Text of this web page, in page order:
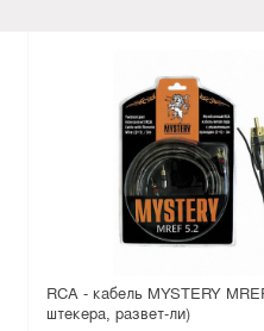
RCA - кабель MYSTERY
штекера, развет-ли)